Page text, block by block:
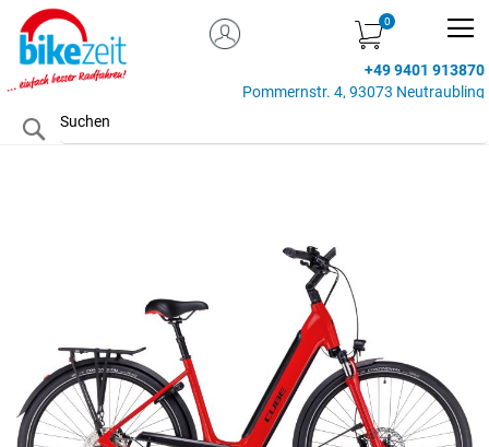
MEIN KONTO
+49 9401 913870
Pommernstr. 4, 93073 Neutraubling
Search